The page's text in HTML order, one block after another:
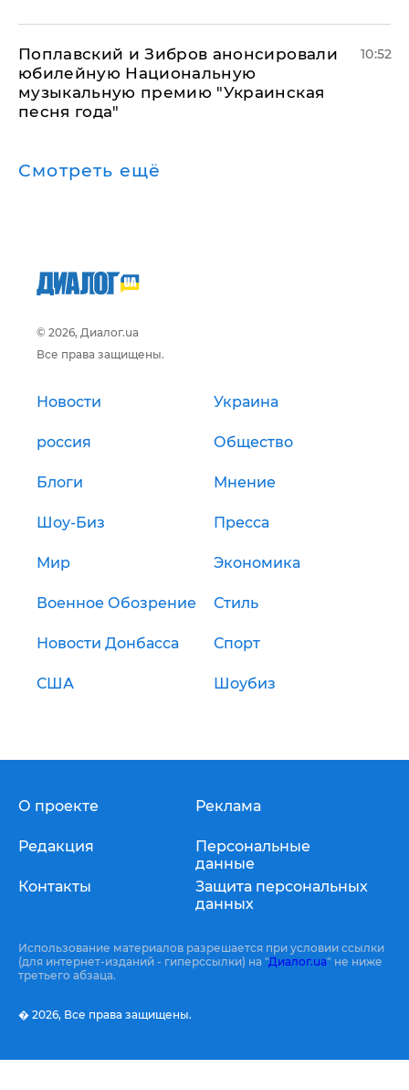
Поплавский и Зибров анонсировали
юбилейную Национальную
музыкальную премию "Украинская
песня года"
10:52
Смотреть ещё
© 2026, Диалог.ua
Все права защищены.
Новости Украина
россия Общество
Блоги Мнение
Шоу-Биз Пресса
Мир Экономика
Военное Обозрение Стиль
Новости Донбасса Спорт
США Шоубиз
О проекте
Редакция
Контакты
Реклама
Персональные
данные
Защита персональных
данных
Использование материалов разрешается при условии ссылки
(для интернет-изданий - гиперссылки) на "Диалог.ua" не ниже
третьего абзаца.
� 2026, Все права защищены.